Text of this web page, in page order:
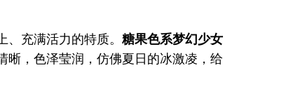
充满活力的特质。 糖果色系梦幻少女
晰，色泽莹润，仿佛夏日的冰激凌，给